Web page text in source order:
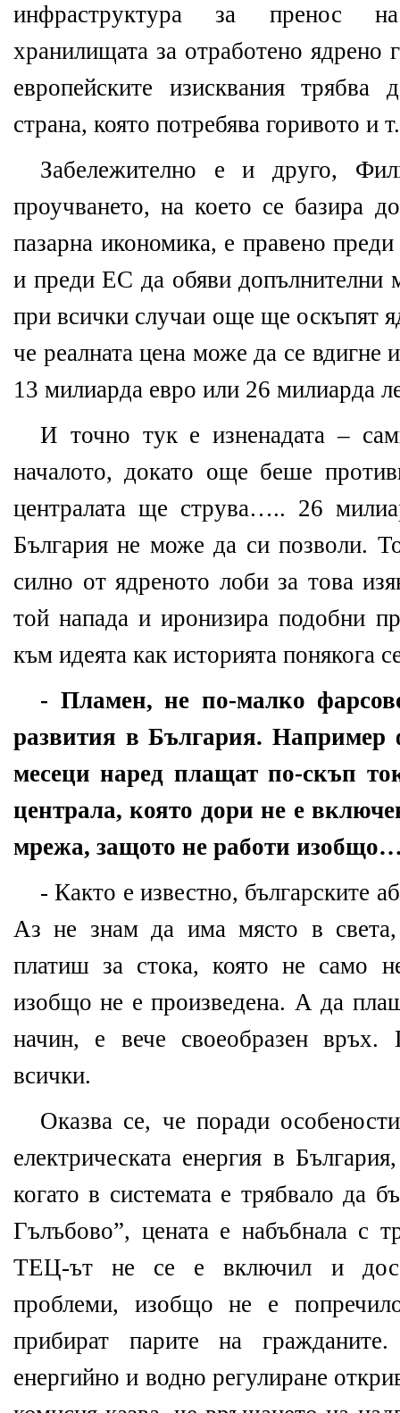
инфраструктура за пренос
хранилищата за отработено ядрено
европейските изисквания
страна, която потребява горивото и
Забележително е и друго,
проучването, на което се базира
пазарна икономика, е правено
и преди ЕС да обяви допълнителни
при всички случаи още ще оскъпят
че реалната цена може да се вдигне
13 милиарда евро или 26 милиарда
И точно тук е изненадата –
началото, докато още беше
централата ще струва….. 26
България не може да си позволи.
силно от ядреното лоби за това
той напада и иронизира подобни
към идеята как историята понякога
- Пламен, не по-малко
развития в България. Например
месеци наред плащат по-скъп
централа, която дори не е
мрежа, защото не работи
- Както е известно, българските
Аз не знам да има място в
платиш за стока, която не само
изобщо не е произведена. А да
начин, е вече своеобразен
всички.
Оказва се, че поради
електрическата енергия в
когато в системата е трябвало да
Гълъбово”, цената е набъбнала с
ТЕЦ-ът не се е включил и
проблеми, изобщо не е
прибират парите на
енергийно и водно регулиране